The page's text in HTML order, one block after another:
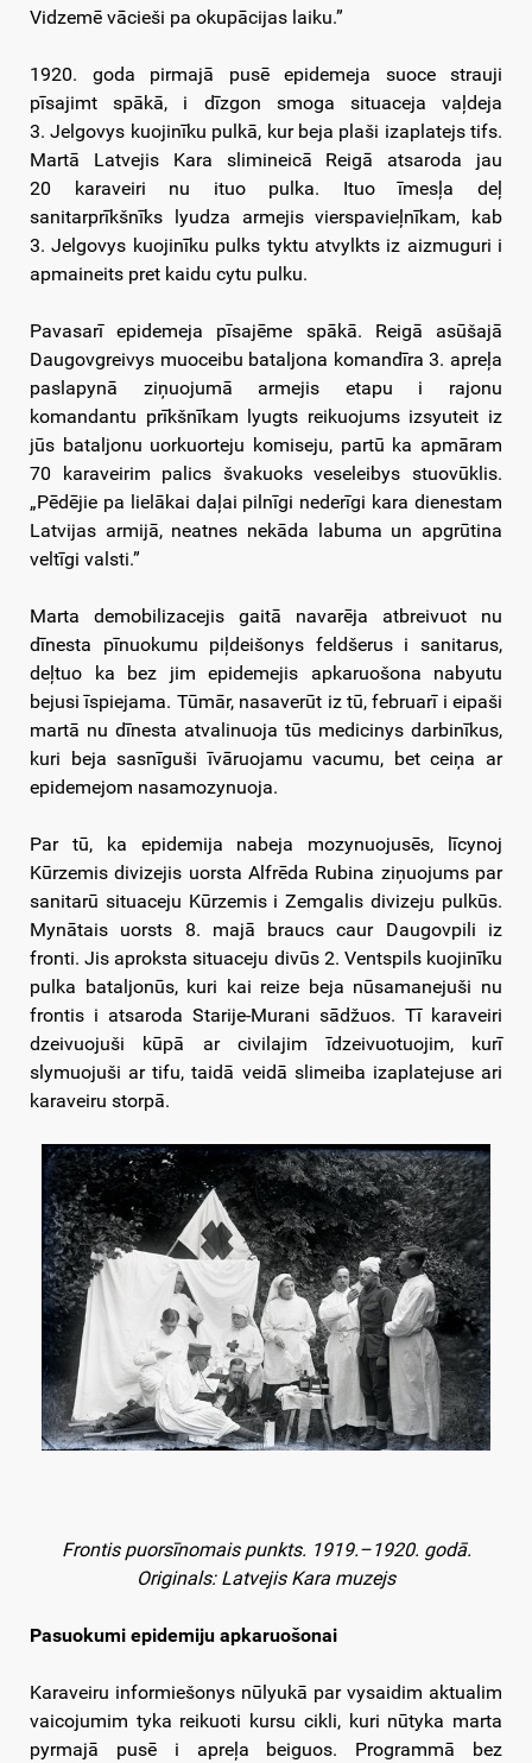
Vidzemē vācieši pa okupācijas laiku.”
1920. goda pirmajā pusē epidemeja suoce strauji
pīsajimt spākā, i dīzgon smoga situaceja vaļdeja
3. Jelgovys kuojinīku pulkā, kur beja plaši izaplatejs tifs.
Martā Latvejis Kara slimineicā Reigā atsaroda jau
20 karaveiri nu ituo pulka. Ituo īmesļa deļ
sanitarprīkšnīks lyudza armejis vierspavieļnīkam, kab
3. Jelgovys kuojinīku pulks tyktu atvylkts iz aizmuguri i
apmaineits pret kaidu cytu pulku.
Pavasarī epidemeja pīsajēme spākā. Reigā asūšajā
Daugovgreivys muoceibu bataljona komandīra 3. apreļa
paslapynā ziņuojumā armejis etapu i rajonu
komandantu prīkšnīkam lyugts reikuojums izsyuteit iz
jūs bataljonu uorkuorteju komiseju, partū ka apmāram
70 karaveirim palics švakuoks veseleibys stuovūklis.
„Pēdējie pa lielākai daļai pilnīgi nederīgi kara dienestam
Latvijas armijā, neatnes nekāda labuma un apgrūtina
veltīgi valsti.”
Marta demobilizacejis gaitā navarēja atbreivuot nu
dīnesta pīnuokumu piļdeišonys feldšerus i sanitarus,
deļtuo ka bez jim epidemejis apkaruošona nabyutu
bejusi īspiejama. Tūmār, nasaverūt iz tū, februarī i eipaši
martā nu dīnesta atvalinuoja tūs medicinys darbinīkus,
kuri beja sasnīguši īvāruojamu vacumu, bet ceiņa ar
epidemejom nasamozynuoja.
Par tū, ka epidemija nabeja mozynuojusēs, līcynoj
Kūrzemis divizejis uorsta Alfrēda Rubina ziņuojums par
sanitarū situaceju Kūrzemis i Zemgalis divizeju pulkūs.
Mynātais uorsts 8. majā braucs caur Daugovpili iz
fronti. Jis aproksta situaceju divūs 2. Ventspils kuojinīku
pulka bataljonūs, kuri kai reize beja nūsamanejuši nu
frontis i atsaroda Starije-Murani sādžuos. Tī karaveiri
dzeivuojuši kūpā ar civilajim īdzeivuotuojim, kurī
slymuojuši ar tifu, taidā veidā slimeiba izaplatejuse ari
karaveiru storpā.
Frontis puorsīnomais punkts. 1919.–1920. godā.
Originals: Latvejis Kara muzejs
Pasuokumi epidemiju apkaruošonai
Karaveiru informiešonys nūlyukā par vysaidim aktualim
vaicojumim tyka reikuoti kursu cikli, kuri nūtyka marta
pyrmajā pusē i apreļa beiguos. Programmā bez